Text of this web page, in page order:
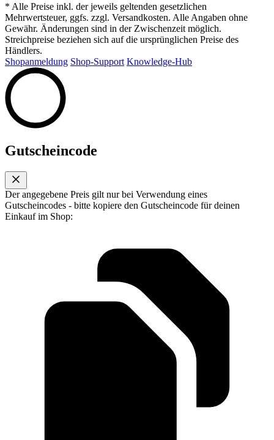
* Alle Preise inkl. der jeweils geltenden gesetzlichen
Mehrwertsteuer, ggfs. zzgl. Versandkosten. Alle Angaben ohne
Gewähr. Änderungen sind in der Zwischenzeit möglich.
Streichpreise beziehen sich auf die ursprünglichen Preise des
Händlers.
Shopanmeldung Shop-Support Knowledge-Hub
Gutscheincode
Der angegebene Preis gilt nur bei Verwendung eines
Gutscheincodes - bitte kopiere den Gutscheincode für deinen
Einkauf im Shop: